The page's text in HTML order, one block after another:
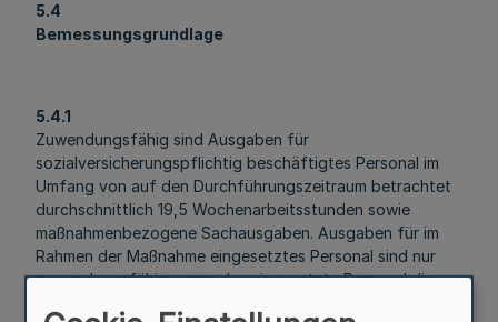
5.4
Bemessungsgrundlage
5.4.1
Zuwendungsfähig sind Ausgaben für
sozialversicherungspflichtig beschäftigtes Personal im
Umfang von auf den Durchführungszeitraum betrachtet
durchschnittlich 19,5 Wochenarbeitsstunden sowie
maßnahmenbezogene Sachausgaben. Ausgaben für im
Rahmen der Maßnahme eingesetztes Personal sind nur
zuwendungsfähig, wenn das eingesetzte Personal die